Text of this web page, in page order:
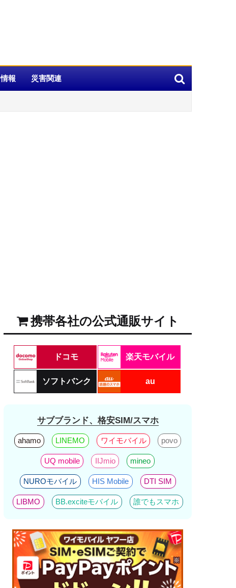
報 災害関連
携帯各社の公式通販サイト
ドコモ 楽天モバイル
ソフトバンク au
サブブランド、格安SIM/スマホ
ahamo LINEMO ワイモバイル povo
UQ mobile IIJmio mineo
NUROモバイル HIS Mobile DTI SIM
LIBMO BB.exciteモバイル 誰でもスマホ